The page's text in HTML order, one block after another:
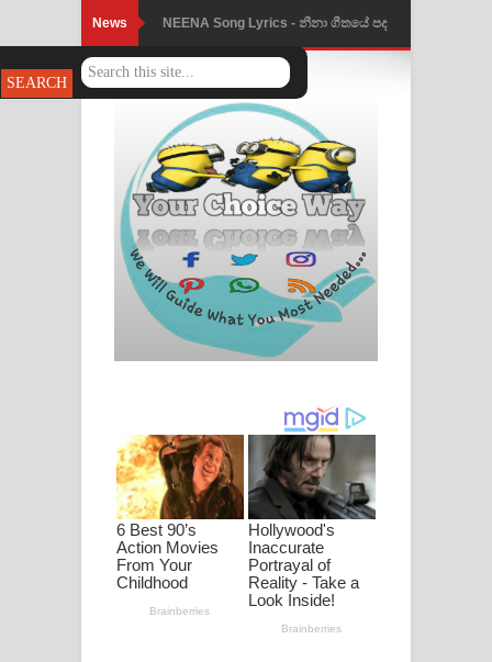
News Ahimi Wimai Himi Song Lyrics - අහිමි
විමයි හිමි ගීතයේ පද පෙළ
Mathaka Parana Song Lyrics - මතක
පාරනා ගීතයේ පද පෙළ
Nimnadhen Song Lyrics - නිම්නාදෙන්
ගීතයේ පද පෙළ
Obamai Mage Adare Song Lyrics -
ඔබමයි මගේ ආදරේ ගීතයේ පද පෙළ
ගීතයේ පද පෙළ
Ankeliya Song Lyrics - අංකෙළිය ගීතයේ
පද පෙළ
DEAR GOD Song Lyrics - ඩියර් ගෝඩ්